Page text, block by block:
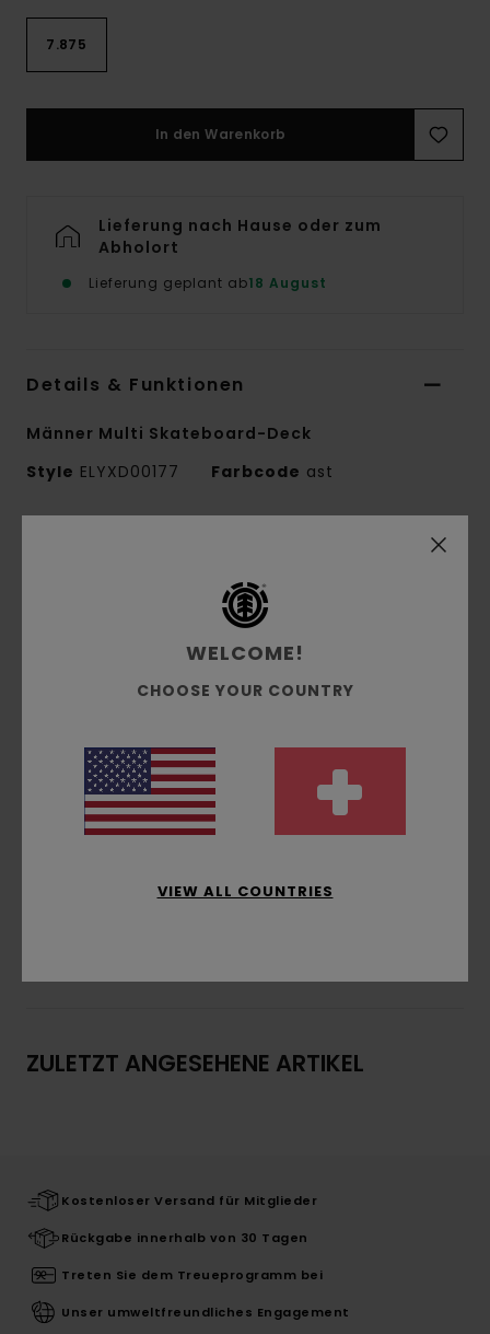
7.875
In den Warenkorb
Lieferung nach Hause oder zum
Abholort
Lieferung geplant ab18 August
Details & Funktionen
Männer Multi Skateboard-Deck
Style ELYXD00177 Farbcode ast
Mainline-Kollektion
Nose: 6,713"
Weitere Merkmale:
kanadisches Ahornholz
Biologisch hergestellte Schrumpffolie
Lack auf Bio-Basis
Zusammensetzung [Hauptstoff] 100 % Holz
ZULETZT ANGESEHENE ARTIKEL
Kostenloser Versand für Mitglieder
Rückgabe innerhalb von 30 Tagen
Treten Sie dem Treueprogramm bei
Unser umweltfreundliches Engagement
WELCOME!
CHOOSE YOUR COUNTRY
VIEW ALL COUNTRIES